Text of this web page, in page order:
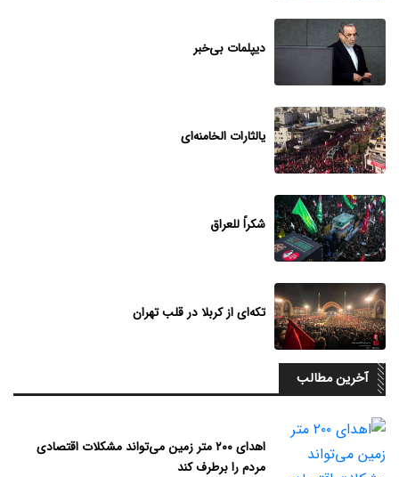
دیپلمات بی‌خبر
یالثارات الخامنه‌ای
شکراً للعراق
تکه‌ای از کربلا در قلب تهران
آخرین مطالب
اهدای ۲۰۰ متر زمین می‌تواند مشکلات اقتصادی
مردم را برطرف کند